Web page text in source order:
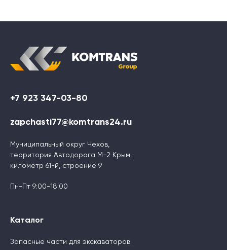
+7 923 347-03-80
zapchasti77@komtrans24.ru
Муниципальный округ Чехов,
территория Автодорога М-2 Крым,
километр 61-й, строение 9
Пн-Пт 9:00-18:00
Каталог
Запасные части для экскаваторов